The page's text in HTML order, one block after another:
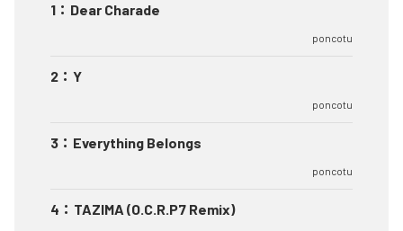
1 ： Dear Charade
poncotu
2 ： Y
poncotu
3 ： Everything Belongs
poncotu
4 ： TAZIMA (O.C.R.P7 Remix)